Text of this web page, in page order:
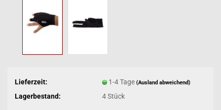
Lieferzeit: 1-4 Tage (Ausland abweichend)
Lagerbestand: 4Stück